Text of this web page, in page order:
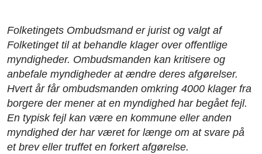
Folketingets Ombudsmand er jurist og valgt af
Folketinget til at behandle klager over offentlige
myndigheder. Ombudsmanden kan kritisere og
anbefale myndigheder at ændre deres afgørelser.
Hvert år får ombudsmanden omkring 4000 klager fra
borgere der mener at en myndighed har begået fejl.
En typisk fejl kan være en kommune eller anden
myndighed der har været for længe om at svare på
et brev eller truffet en forkert afgørelse.